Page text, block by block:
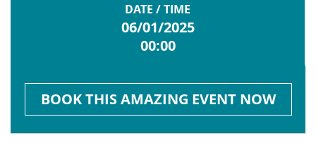
DATE / TIME
06/01/2025
00:00
BOOK THIS AMAZING EVENT NOW